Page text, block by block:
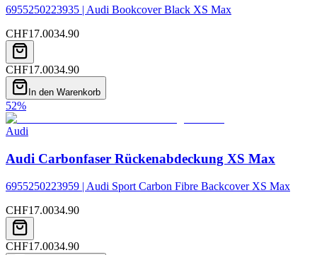
6955250223935 | Audi Bookcover Black XS Max
CHF17.0034.90
CHF17.0034.90
In den Warenkorb
52%
Audi
Audi Carbonfaser Rückenabdeckung XS Max
6955250223959 | Audi Sport Carbon Fibre Backcover XS Max
CHF17.0034.90
CHF17.0034.90